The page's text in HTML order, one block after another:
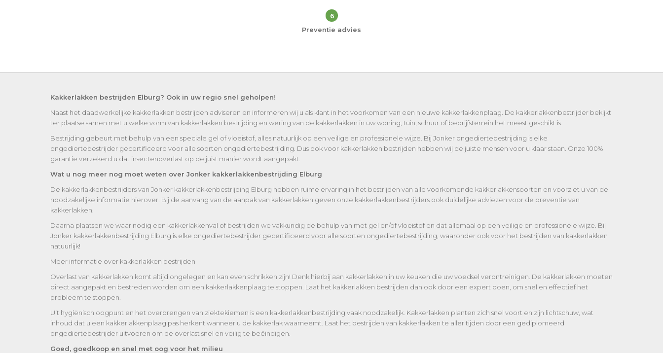
6
Preventie advies
Kakkerlakken bestrijden Elburg? Ook in uw regio snel geholpen!
Naast het daadwerkelijke kakkerlakken bestrijden adviseren en informeren wij u als klant in het voorkomen van een nieuwe kakkerlakkenplaag. De kakkerlakkenbestrijder bekijkt
ter plaatse samen met u welke vorm van kakkerlakken bestrijding en wering van de kakkerlakken in uw woning, tuin, schuur of bedrijfsterrein het meest geschikt is.
Bestrijding gebeurt met behulp van een speciale gel of vloeistof, alles natuurlijk op een veilige en professionele wijze. Bij Jonker ongediertebestrijding is elke
ongediertebestrijder gecertificeerd voor alle soorten ongediertebestrijding. Dus ook voor kakkerlakken bestrijden hebben wij de juiste mensen voor u klaar staan. Onze 100%
garantie verzekerd u dat insectenoverlast op de juist manier wordt aangepakt.
Wat u nog meer nog moet weten over Jonker kakkerlakkenbestrijding Elburg
De kakkerlakkenbestrijders van Jonker kakkerlakkenbestrijding Elburg hebben ruime ervaring in het bestrijden van alle voorkomende kakkerlakkensoorten en voorziet u van de
noodzakelijke informatie hierover. Bij de aanvang van de aanpak van kakkerlakken geven onze kakkerlakkenbestrijders ook duidelijke adviezen voor de preventie van
kakkerlakken.
Daarna plaatsen we waar nodig een kakkerlakkenval of bestrijden we vakkundig de behulp van met gel en/of vloeistof en dat allemaal op een veilige en professionele wijze. Bij
Jonker kakkerlakkenbestrijding Elburg is elke ongediertebestrijder gecertificeerd voor alle soorten ongediertebestrijding, waaronder ook voor het bestrijden van kakkerlakken
natuurlijk!
Meer informatie over kakkerlakken bestrijden
Overlast van kakkerlakken komt altijd ongelegen en kan even schrikken zijn! Denk hierbij aan kakkerlakken in uw keuken die uw voedsel verontreinigen. De kakkerlakken moeten
direct aangepakt en bestreden worden om een kakkerlakkenplaag te stoppen. Laat het kakkerlakken bestrijden dan ook door een expert doen, om snel en effectief het
probleem te stoppen.
Uit hygiënisch oogpunt en het overbrengen van ziektekiemen is een kakkerlakkenbestrijding vaak noodzakelijk. Kakkerlakken planten zich snel voort en zijn lichtschuw, wat
inhoud dat u een kakkerlakkenplaag pas herkent wanneer u de kakkerlak waarneemt. Laat het bestrijden van kakkerlakken te aller tijden door een gediplomeerd
ongediertebestrijder uitvoeren om de overlast snel en veilig te beëindigen.
Goed, goedkoop en snel met oog voor het milieu